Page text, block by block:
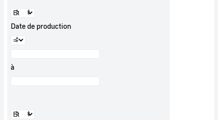
Date de production
à